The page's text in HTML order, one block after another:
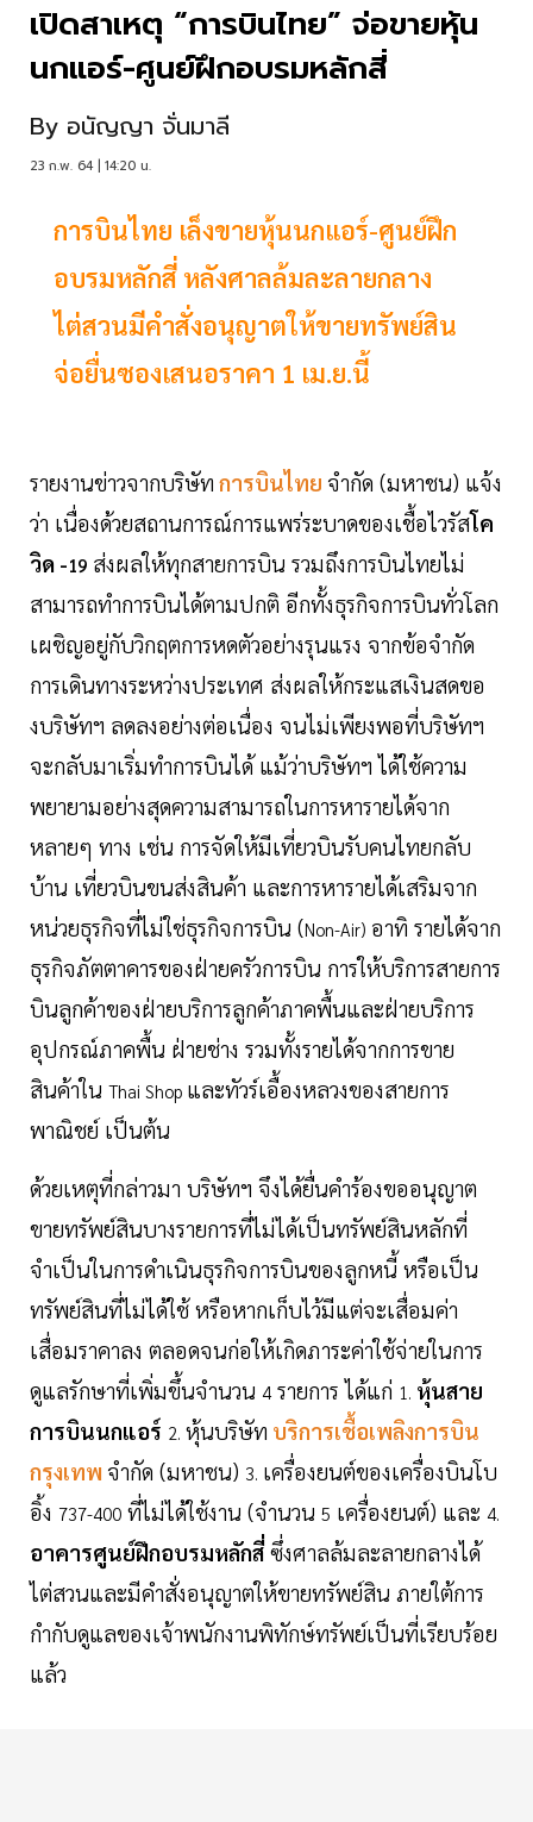
เปิดสาเหตุ “การบินไทย” จ่อขายหุ้น
นกแอร์-ศูนย์ฝึกอบรมหลักสี่
By อนัญญา จั่นมาลี
23 ก.พ. 64 | 14:20 น.
การบินไทย เล็งขายหุ้นนกแอร์-ศูนย์ฝึก
อบรมหลักสี่ หลังศาลล้มละลายกลาง
ไต่สวนมีคำสั่งอนุญาตให้ขายทรัพย์สิน
จ่อยื่นซองเสนอราคา 1 เม.ย.นี้
รายงานข่าวจากบริษัท การบินไทย จำกัด (มหาชน) แจ้ง
ว่า เนื่องด้วยสถานการณ์การแพร่ระบาดของเชื้อไวรัสโค
วิด -19 ส่งผลให้ทุกสายการบิน รวมถึงการบินไทยไม่
สามารถทำการบินได้ตามปกติ อีกทั้งธุรกิจการบินทั่วโลก
เผชิญอยู่กับวิกฤตการหดตัวอย่างรุนแรง จากข้อจำกัด
การเดินทางระหว่างประเทศ ส่งผลให้กระแสเงินสดขอ
งบริษัทฯ ลดลงอย่างต่อเนื่อง จนไม่เพียงพอที่บริษัทฯ
จะกลับมาเริ่มทำการบินได้ แม้ว่าบริษัทฯ ได้ใช้ความ
พยายามอย่างสุดความสามารถในการหารายได้จาก
หลายๆ ทาง เช่น การจัดให้มีเที่ยวบินรับคนไทยกลับ
บ้าน เที่ยวบินขนส่งสินค้า และการหารายได้เสริมจาก
หน่วยธุรกิจที่ไม่ใช่ธุรกิจการบิน (Non-Air) อาทิ รายได้จาก
ธุรกิจภัตตาคารของฝ่ายครัวการบิน การให้บริการสายการ
บินลูกค้าของฝ่ายบริการลูกค้าภาคพื้นและฝ่ายบริการ
อุปกรณ์ภาคพื้น ฝ่ายช่าง รวมทั้งรายได้จากการขาย
สินค้าใน Thai Shop และทัวร์เอื้องหลวงของสายการ
พาณิชย์ เป็นต้น
ด้วยเหตุที่กล่าวมา บริษัทฯ จึงได้ยื่นคำร้องขออนุญาต
ขายทรัพย์สินบางรายการที่ไม่ได้เป็นทรัพย์สินหลักที่
จำเป็นในการดำเนินธุรกิจการบินของลูกหนี้ หรือเป็น
ทรัพย์สินที่ไม่ได้ใช้ หรือหากเก็บไว้มีแต่จะเสื่อมค่า
เสื่อมราคาลง ตลอดจนก่อให้เกิดภาระค่าใช้จ่ายในการ
ดูแลรักษาที่เพิ่มขึ้นจำนวน 4 รายการ ได้แก่ 1. หุ้นสาย
การบินนกแอร์ 2. หุ้นบริษัท บริการเชื้อเพลิงการบิน
กรุงเทพ จำกัด (มหาชน) 3. เครื่องยนต์ของเครื่องบินโบ
อิ้ง 737-400 ที่ไม่ได้ใช้งาน (จำนวน 5 เครื่องยนต์) และ 4.
อาคารศูนย์ฝึกอบรมหลักสี่ซึ่งศาลล้มละลายกลางได้
ไต่สวนและมีคำสั่งอนุญาตให้ขายทรัพย์สิน ภายใต้การ
กำกับดูแลของเจ้าพนักงานพิทักษ์ทรัพย์เป็นที่เรียบร้อย
แล้ว